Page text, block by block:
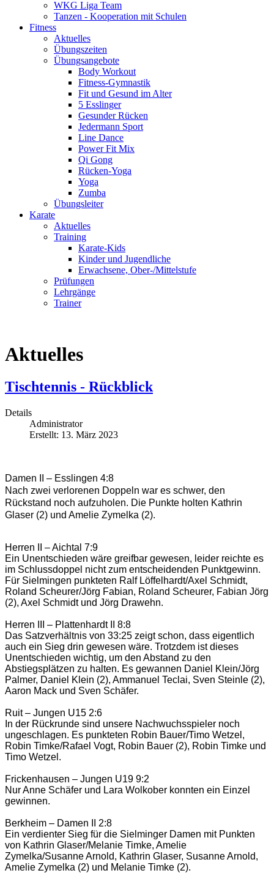
WKG Liga Team
Tanzen - Kooperation mit Schulen
Fitness
Aktuelles
Übungszeiten
Übungsangebote
Body Workout
Fitness-Gymnastik
Fit und Gesund im Alter
5 Esslinger
Gesunder Rücken
Jedermann Sport
Line Dance
Power Fit Mix
Qi Gong
Rücken-Yoga
Yoga
Zumba
Übungsleiter
Karate
Aktuelles
Training
Karate-Kids
Kinder und Jugendliche
Erwachsene, Ober-/Mittelstufe
Prüfungen
Lehrgänge
Trainer
Aktuelles
Tischtennis - Rückblick
Details
Administrator
Erstellt: 13. März 2023
Damen II – Esslingen 4:8
Nach zwei verlorenen Doppeln war es schwer, den
Rückstand noch aufzuholen. Die Punkte holten Kathrin
Glaser (2) und Amelie Zymelka (2).
Herren II – Aichtal 7:9
Ein Unentschieden wäre greifbar gewesen, leider reichte es
im Schlussdoppel nicht zum entscheidenden Punktgewinn.
Für Sielmingen punkteten Ralf Löffelhardt/Axel Schmidt,
Roland Scheurer/Jörg Fabian, Roland Scheurer, Fabian Jörg
(2), Axel Schmidt und Jörg Drawehn.
Herren III – Plattenhardt II 8:8
Das Satzverhältnis von 33:25 zeigt schon, dass eigentlich
auch ein Sieg drin gewesen wäre. Trotzdem ist dieses
Unentschieden wichtig, um den Abstand zu den
Abstiegsplätzen zu halten. Es gewannen Daniel Klein/Jörg
Palmer, Daniel Klein (2), Ammanuel Teclai, Sven Steinle (2),
Aaron Mack und Sven Schäfer.
Ruit – Jungen U15 2:6
In der Rückrunde sind unsere Nachwuchsspieler noch
ungeschlagen. Es punkteten Robin Bauer/Timo Wetzel,
Robin Timke/Rafael Vogt, Robin Bauer (2), Robin Timke und
Timo Wetzel.
Frickenhausen – Jungen U19 9:2
Nur Anne Schäfer und Lara Wolkober konnten ein Einzel
gewinnen.
Berkheim – Damen II 2:8
Ein verdienter Sieg für die Sielminger Damen mit Punkten
von Kathrin Glaser/Melanie Timke, Amelie
Zymelka/Susanne Arnold, Kathrin Glaser, Susanne Arnold,
Amelie Zymelka (2) und Melanie Timke (2).